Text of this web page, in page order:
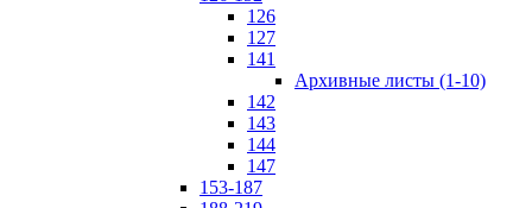
126
127
141
Архивные листы (1-10)
142
143
144
147
153-187